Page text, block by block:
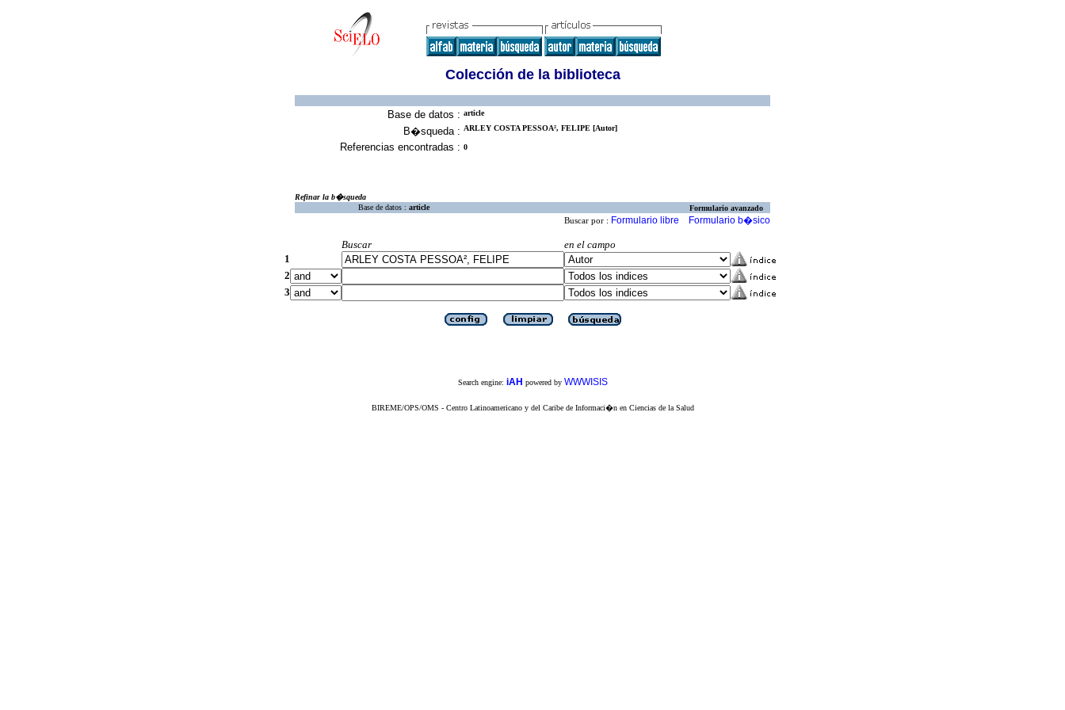
Colección de la biblioteca
Base de datos : article
B�squeda : ARLEY COSTA PESSOA², FELIPE [Autor]
Referencias encontradas : 0
Refinar la b�squeda
Base de datos : article Formulario avanzado
Buscar por : Formulario libre Formulario b�sico
Buscar
en el campo
1
2
3
Search engine: iAH powered by WWWISIS
BIREME/OPS/OMS - Centro Latinoamericano y del Caribe de Informaci�n en Ciencias de la Salud